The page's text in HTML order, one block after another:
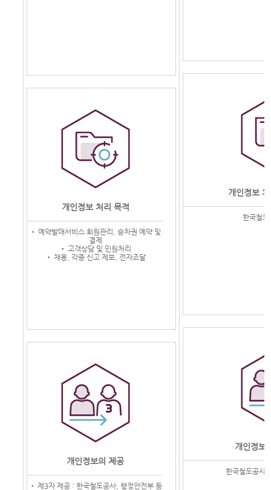
개인정보 처리 목적
• 예약발매서비스 회원관리, 승차권 예약 및
결제
• 고객상담 및 민원처리
• 채용, 각종 신고 제보, 전자조달
개인정보의 제공
• 제3자 제공 : 한국철도공사, 행정안전부 등
개인정보
한국철
개인정보
한국철도공사,